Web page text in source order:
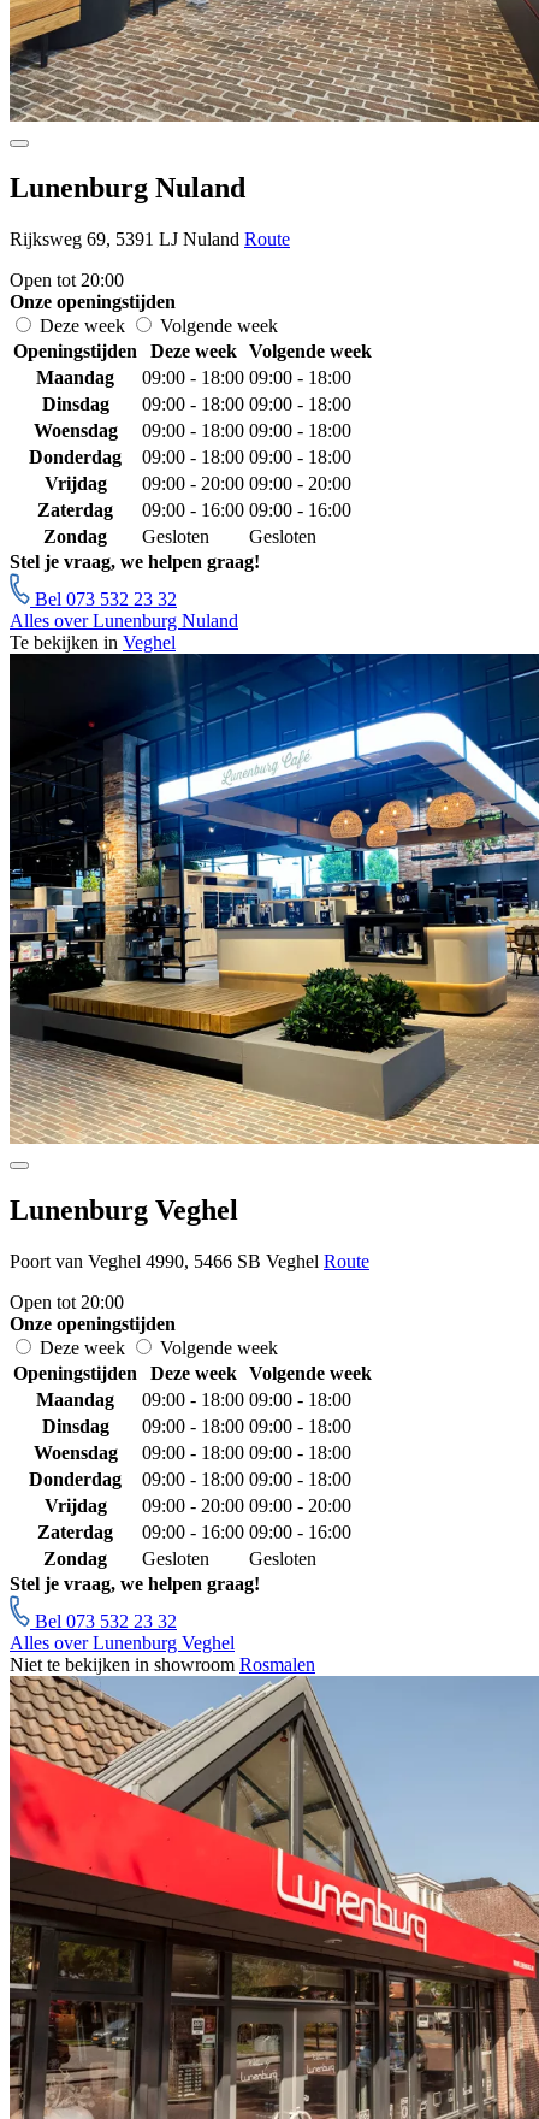
Lunenburg Nuland
Rijksweg 69, 5391 LJ Nuland Route
Open tot 20:00
Onze openingstijden
Deze week
Volgende week
Openingstijden
Deze week
Volgende week
Maandag
09:00 - 18:00 09:00 - 18:00
Dinsdag
09:00 - 18:00 09:00 - 18:00
Woensdag
09:00 - 18:00 09:00 - 18:00
Donderdag
09:00 - 18:00 09:00 - 18:00
Vrijdag
09:00 - 20:00 09:00 - 20:00
Zaterdag
09:00 - 16:00 09:00 - 16:00
Zondag
Gesloten
Gesloten
Stel je vraag, we helpen graag!
Bel 073 532 23 32
Alles over Lunenburg Nuland
Te bekijken in Veghel
Lunenburg Veghel
Poort van Veghel 4990, 5466 SB Veghel Route
Open tot 20:00
Onze openingstijden
Deze week
Volgende week
Openingstijden
Deze week
Volgende week
Maandag
09:00 - 18:00 09:00 - 18:00
Dinsdag
09:00 - 18:00 09:00 - 18:00
Woensdag
09:00 - 18:00 09:00 - 18:00
Donderdag
09:00 - 18:00 09:00 - 18:00
Vrijdag
09:00 - 20:00 09:00 - 20:00
Zaterdag
09:00 - 16:00 09:00 - 16:00
Zondag
Gesloten
Gesloten
Stel je vraag, we helpen graag!
Bel 073 532 23 32
Alles over Lunenburg Veghel
Niet te bekijken in showroom Rosmalen